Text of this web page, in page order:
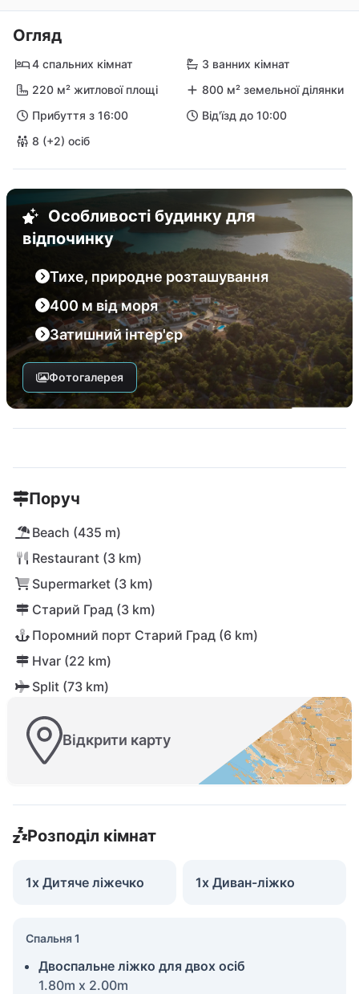
Огляд
4 спальних кімнат
3 ванних кімнат
220 м² житлової площі
800 м² земельної ділянки
Прибуття з 16:00
Від'їзд до 10:00
8 (+2) осіб
Особливості будинку для
відпочинку
Тихе, природне розташування
400 м від моря
Затишний інтер'єр
Фотогалерея
Поруч
Beach (435 m)
Restaurant (3 km)
Supermarket (3 km)
Старий Град (3 km)
Поромний порт Старий Град (6 km)
Hvar (22 km)
Split (73 km)
Відкрити карту
Розподіл кімнат
1x Дитяче ліжечко 1x Диван-ліжко
Спальня 1
Двоспальне ліжко для двох осіб
1.80m x 2.00m